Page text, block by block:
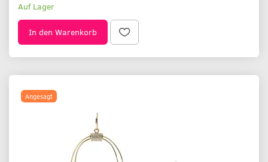
Auf Lager
In den Warenkorb
Angesagt